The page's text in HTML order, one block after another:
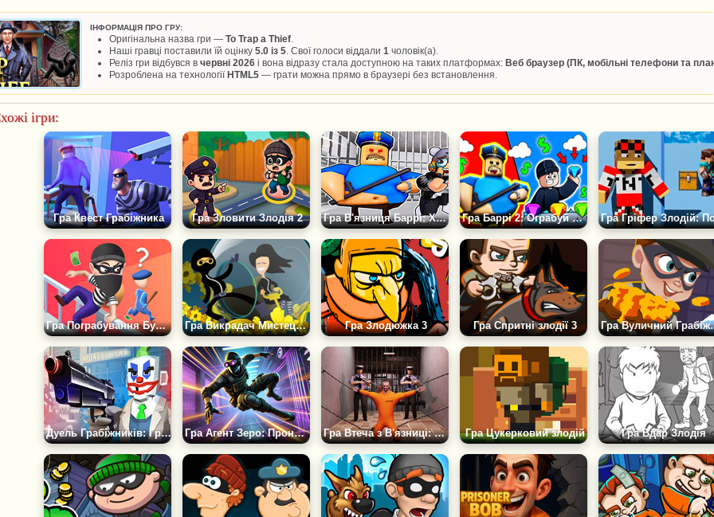
ІНФОРМАЦІЯ ПРО ГРУ:
Оригінальна назва гри — To Trap a Thief.
Наші гравці поставили їй оцінку 5.0 із 5. Свої голоси віддали 1 чоловік(а).
Реліз гри відбувся в червні 2026 і вона відразу стала доступною на таких платформах: Веб браузер (ПК, мобільні телефони та
Розроблена на технології HTML5 — грати можна прямо в браузері без встановлення.
ігри:
Гра Квест Грабіжника Гра Зловити Злодія 2 Гра В'язниця Баррі: Хованки Гра Баррі 2: Ограбуй Банк Робукс
Гра Пограбування Будинку Гра Викрадач Мистецтва Гра Злодюжка 3 Гра Спритні злодії 3 Гра
Дуель Грабіжників: Гранд Банк Гра Агент Зеро: Проникнення Гра Втеча з В'язниці: Grand Jail Гра Цукерковий злодій Гра Вдар Злодія